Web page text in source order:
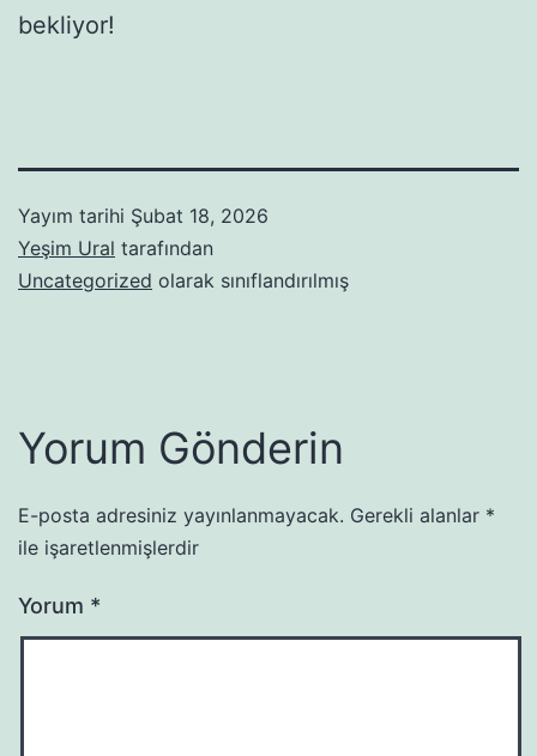
bekliyor!
Yayım tarihi Şubat 18, 2026
Yeşim Ural tarafından
Uncategorized olarak sınıflandırılmış
Yorum Gönderin
E-posta adresiniz yayınlanmayacak. Gerekli alanlar *
ile işaretlenmişlerdir
Yorum *